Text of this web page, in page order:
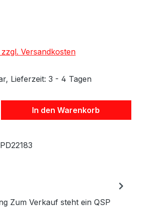
Versandkosten
Lieferzeit: 3 - 4 Tagen
Gib den
In den Warenkorb
PD22183
Zum Verkauf steht ein QSP